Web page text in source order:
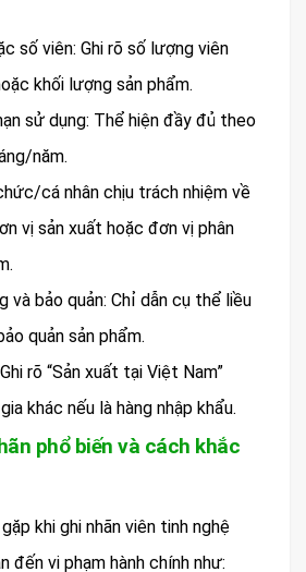
số viên: Ghi rõ số lượng viên
khối lượng sản phẩm.
sử dụng: Thể hiện đầy đủ theo
năm.
cá nhân chịu trách nhiệm về
vị sản xuất hoặc đơn vị phân
và bảo quản: Chỉ dẫn cụ thể liều
quản sản phẩm.
rõ “Sản xuất tại Việt Nam”
khác nếu là hàng nhập khẩu.
phổ biến và cách khắc
khi ghi nhãn viên tinh nghệ
đến vi phạm hành chính như: